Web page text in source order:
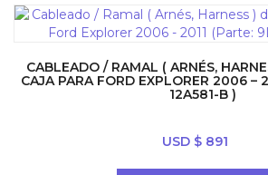
$ 200.
$ 150.
CABLEADO / RAMAL ( ARNÉS,
CAJA PARA FORD EXPLORER 2006 –
12A581-B )
USD $891